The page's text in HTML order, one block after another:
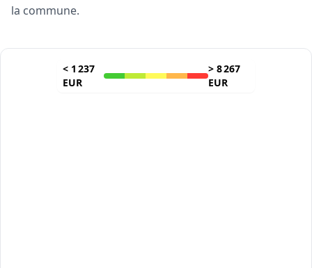
la commune.
< 1 237
EUR
> 8 267
EUR